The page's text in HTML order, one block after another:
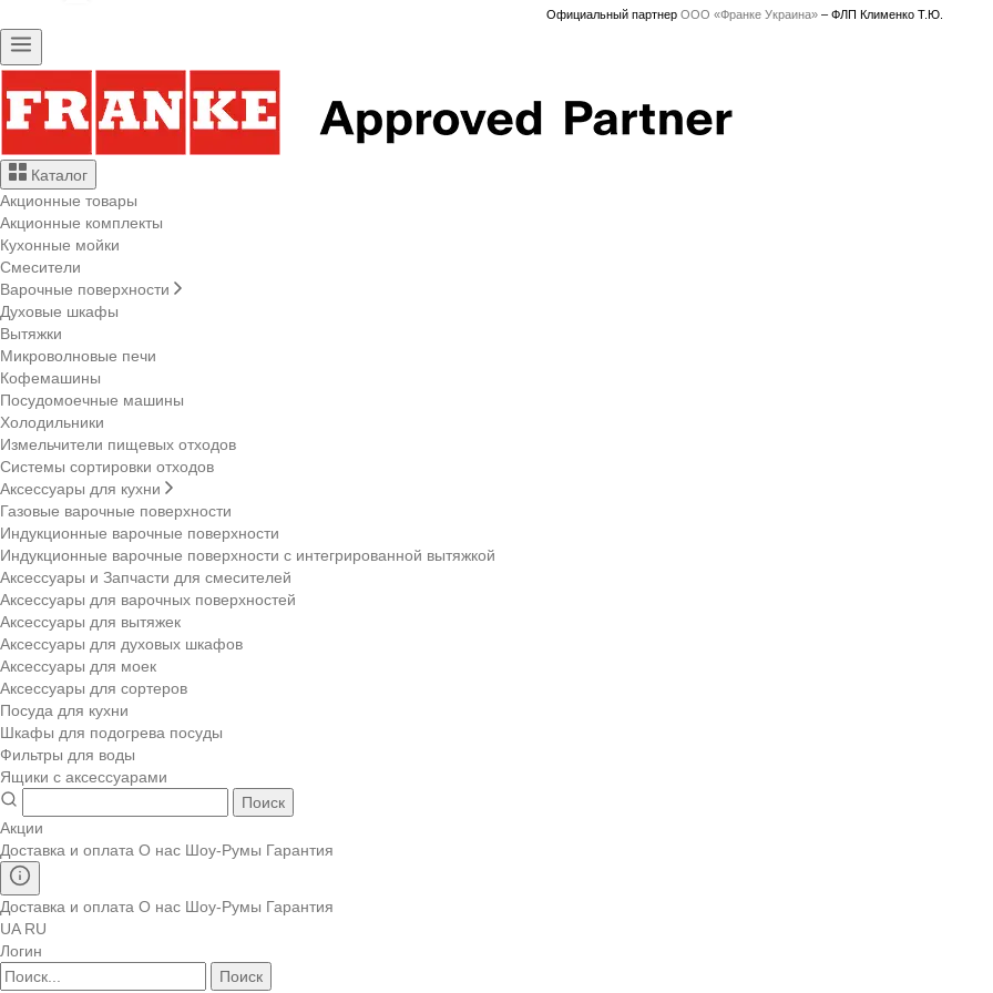
Официальный партнер ООО «Франке Украина» – ФЛП Клименко Т.Ю.
Каталог
Акционные товары
Акционные комплекты
Кухонные мойки
Смесители
Варочные поверхности
Духовые шкафы
Вытяжки
Микроволновые печи
Кофемашины
Посудомоечные машины
Холодильники
Измельчители пищевых отходов
Системы сортировки отходов
Аксессуары для кухни
Газовые варочные поверхности
Индукционные варочные поверхности
Индукционные варочные поверхности с интегрированной вытяжкой
Аксессуары и Запчасти для смесителей
Аксессуары для варочных поверхностей
Аксессуары для вытяжек
Аксессуары для духовых шкафов
Аксессуары для моек
Аксессуары для сортеров
Посуда для кухни
Шкафы для подогрева посуды
Фильтры для воды
Ящики с аксессуарами
Поиск
Акции
Доставка и оплата О нас Шоу-Румы Гарантия
Доставка и оплата О нас Шоу-Румы Гарантия
UA RU
Логин
Поиск